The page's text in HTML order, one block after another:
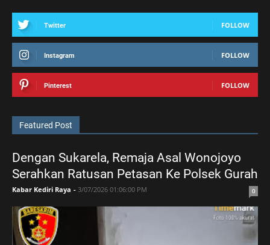
Twitter FOLLOW
Instagram FOLLOW
Pinterest FOLLOW
Featured Post
Dengan Sukarela, Remaja Asal Wonojoyo
Serahkan Ratusan Petasan Ke Polsek Gurah
Kabar Kediri Raya - 3/07/2026 01:06:00 PM 0